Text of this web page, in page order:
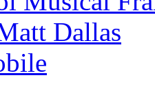
Dallas